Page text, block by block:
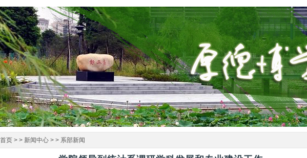
首页 > > 新闻中心 > > 系部新闻